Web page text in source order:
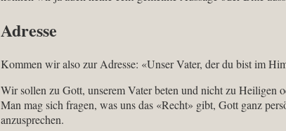
Adresse
Kommen wir also zur Adresse: «Unser Vater, der du bist im
Wir sollen zu Gott, unserem Vater beten und nicht zu Heiligen
Man mag sich fragen, was uns das «Recht» gibt, Gott ganz
anzusprechen.